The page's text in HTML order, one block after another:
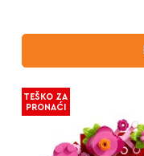
TEŠKO ZA
PRONAĆI